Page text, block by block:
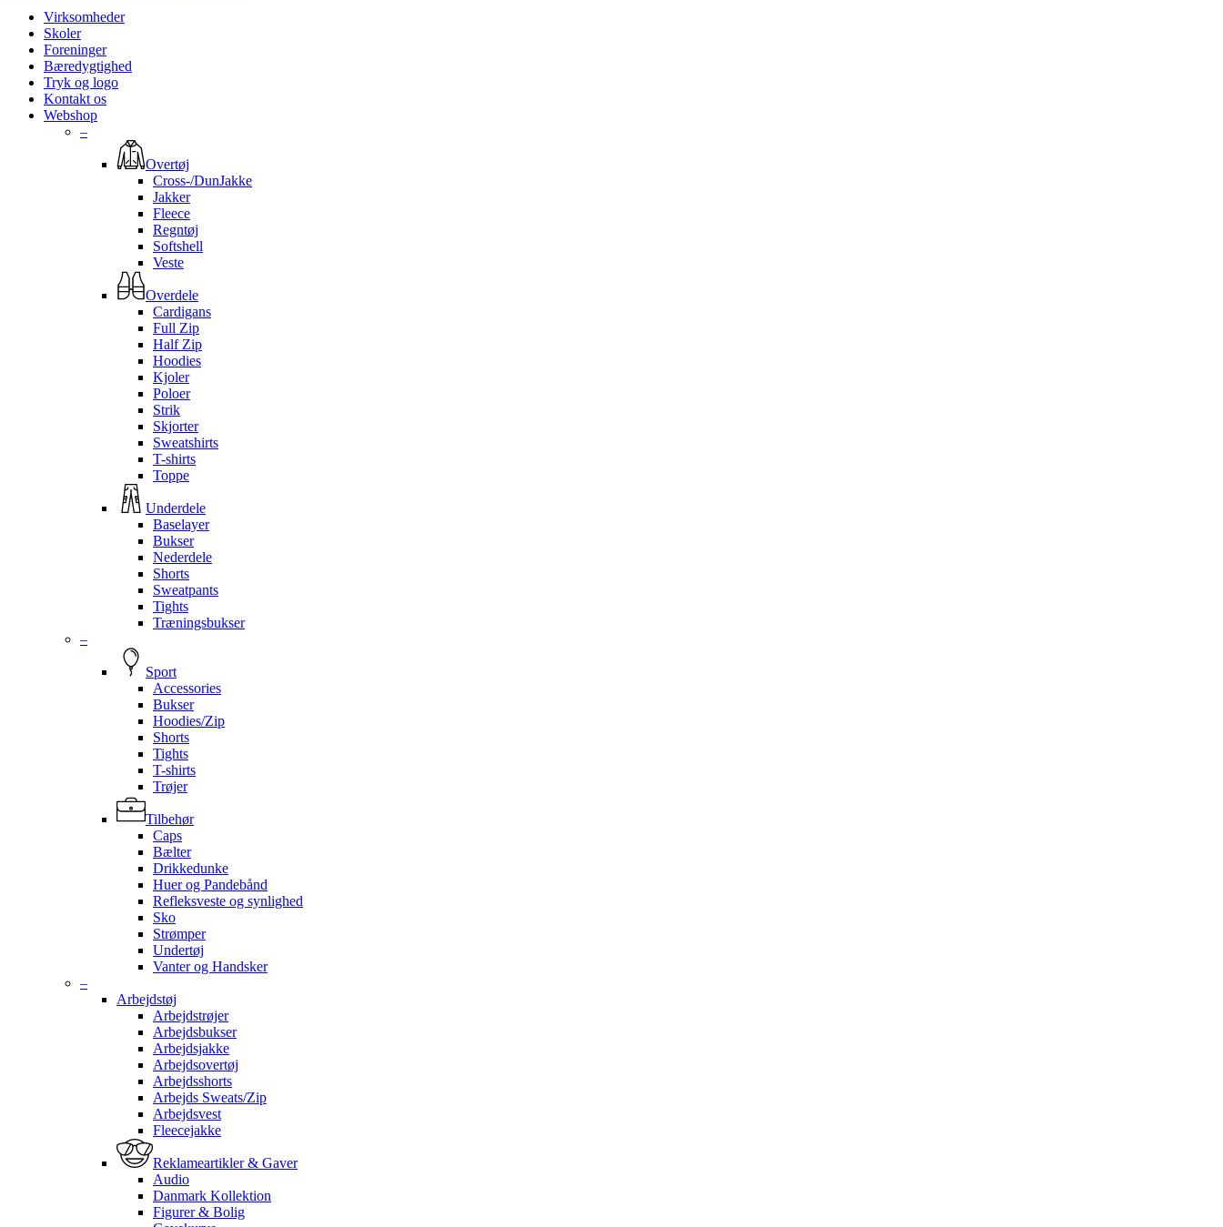
Virksomheder
Skoler
Foreninger
Bæredygtighed
Tryk og logo
Kontakt os
Webshop
–
Overtøj
Cross-/DunJakke
Jakker
Fleece
Regntøj
Softshell
Veste
Overdele
Cardigans
Full Zip
Half Zip
Hoodies
Kjoler
Poloer
Strik
Skjorter
Sweatshirts
T-shirts
Toppe
Underdele
Baselayer
Bukser
Nederdele
Shorts
Sweatpants
Tights
Træningsbukser
–
Sport
Accessories
Bukser
Hoodies/Zip
Shorts
Tights
T-shirts
Trøjer
Tilbehør
Caps
Bælter
Drikkedunke
Huer og Pandebånd
Refleksveste og synlighed
Sko
Strømper
Undertøj
Vanter og Handsker
–
Arbejdstøj
Arbejdstrøjer
Arbejdsbukser
Arbejdsjakke
Arbejdsovertøj
Arbejdsshorts
Arbejds Sweats/Zip
Arbejdsvest
Fleecejakke
Reklameartikler & Gaver
Audio
Danmark Kollektion
Figurer & Bolig